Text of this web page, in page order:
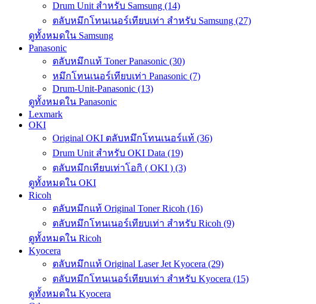
Drum Unit สำหรับ Samsung (14)
ตลับหมึกโทนเนอร์เทียบเท่า สำหรับ Samsung (27)
ดูทั้งหมดใน Samsung
Panasonic
ตลับหมึกแท้ Toner Panasonic (30)
หมึกโทนเนอร์เทียบเท่า Panasonic (7)
Drum-Unit-Panasonic (13)
ดูทั้งหมดใน Panasonic
Lexmark
OKI
Original OKI ตลับหมึกโทนเนอร์แท้ (36)
Drum Unit สำหรับ OKI Data (19)
ตลับหมึกเทียบเท่าโอกิ ( OKI ) (3)
ดูทั้งหมดใน OKI
Ricoh
ตลับหมึกแท้ Original Toner Ricoh (16)
ตลับหมึกโทนเนอร์เทียบเท่า สำหรับ Ricoh (9)
ดูทั้งหมดใน Ricoh
Kyocera
ตลับหมึกแท้ Original Laser Jet Kyocera (29)
ตลับหมึกโทนเนอร์เทียบเท่า สำหรับ Kyocera (15)
ดูทั้งหมดใน Kyocera